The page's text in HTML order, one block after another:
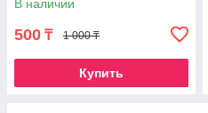
В наличии
500 ₸ 1 000 ₸
Купить